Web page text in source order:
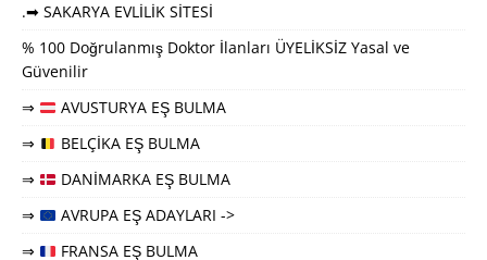
.➡ SAKARYA EVLİLİK SİTESİ
% 100 Doğrulanmış Doktor İlanları ÜYELİKSİZ Yasal ve
Güvenilir
⇒
AVUSTURYA EŞ BULMA
⇒
BELÇİKA EŞ BULMA
⇒
DANİMARKA EŞ BULMA
⇒
AVRUPA EŞ ADAYLARI ->
⇒
FRANSA EŞ BULMA